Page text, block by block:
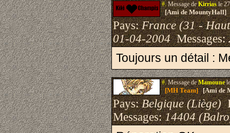
#.Message deKirriasle
[Ami de MountyHall]
Pays:France (31 -
01-04-2004Messages:
Toujours un détail :
#.Message deMamoune
[MH Team][Ami de
Pays:Belgique (Liège)
Messages:14404